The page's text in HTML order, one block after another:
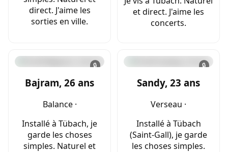
direct. J'aime les
sorties en ville.
et direct. J'aime les
concerts.
🔒
Bajram, 26 ans
Balance ·
Installé à Tübach, je
garde les choses
simples. Naturel et
🔒
Sandy, 23 ans
Verseau ·
Installé à Tübach
(Saint-Gall), je garde
les choses simples.